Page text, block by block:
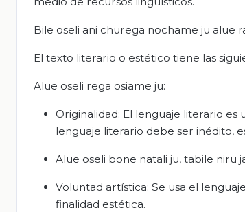
Bile oseli ani churega nochame ju alue
El texto literario o estético tiene las
Alue oseli rega osiame ju:
Originalidad: El lenguaje literario
lenguaje literario debe ser inédito,
Alue oseli bone natali ju, tabile niru
Voluntad artística: Se usa el
finalidad estética.